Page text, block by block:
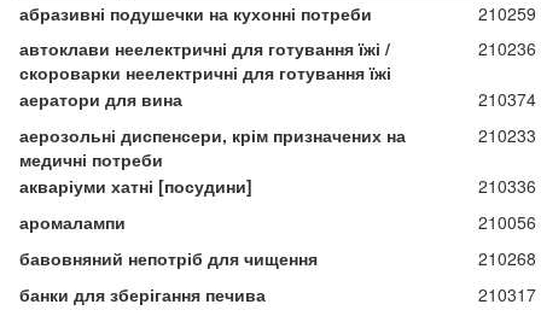
абразивні подушечки на кухонні потреби
210259
автоклави неелектричні для готування їжі /
скороварки неелектричні для готування їжі
210236
аератори для вина
210374
аерозольні диспенсери, крім призначених на
медичні потреби
210233
акваріуми хатні [посудини]
210336
аромалампи
210056
бавовняний непотріб для чищення
210268
банки для зберігання печива
210317